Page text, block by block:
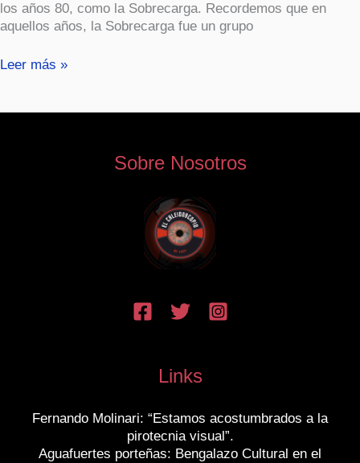
los años 80, como la Sobrecarga. Recordemos que en
aquellos años, la Sobrecarga fue un grupo
Leer más »
Sobre Nosotros
Links
Fernando Molinari: “Estamos acostumbrados a la
pirotecnia visual”.
Aguafuertes porteñas: Bengalazo Cultural en el